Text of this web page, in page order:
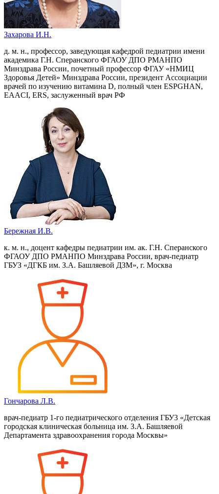
Захарова И.Н.
д. м. н., профессор, заведующая кафедрой педиатрии имени
академика Г.Н. Сперанского ФГАОУ ДПО РМАНПО
Минздрава России, почетный профессор ФГАУ «НМИЦ
Здоровья Детей» Минздрава России, президент Ассоциации
врачей по изучению витамина D, полный член ESPGHAN,
EAACI, ERS, заслуженный врач РФ
Бережная И.В.
к. м. н., доцент кафедры педиатрии им. ак. Г.Н. Сперанского
ФГАОУ ДПО РМАНПО Минздрава России, врач-педиатр
ГБУЗ «ДГКБ им. З.А. Башляевой ДЗМ», г. Москва
Гончарова Л.В.
врач-педиатр 1-го педиатрического отделения ГБУ3 «Детская
городская клиническая больница им. З.А. Башляевой
Департамента здравоохранения города Москвы»